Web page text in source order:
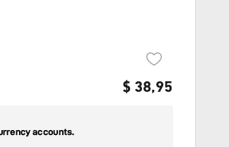
$ 38,95